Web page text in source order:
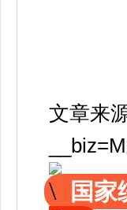
文章来
国家